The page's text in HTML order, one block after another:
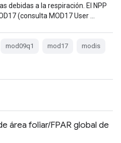
debidas a la respiración. El NPP
(consulta MOD17 User …
mod09q1 mod17 modis
área foliar/FPAR global de